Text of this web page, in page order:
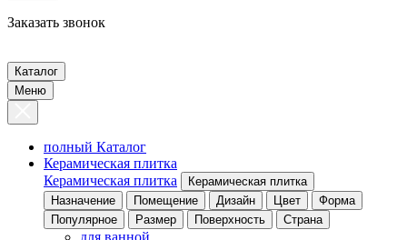
Заказать звонок
Каталог
Меню
полный Каталог
Керамическая плитка
Керамическая плитка
Керамическая плитка
Назначение
Помещение Дизайн Цвет
Форма
Популярное
Размер Поверхность Страна
для ванной